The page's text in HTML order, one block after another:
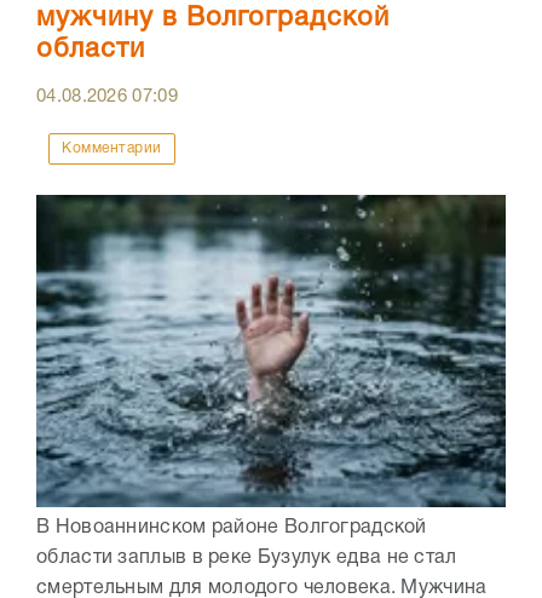
мужчину в Волгоградской
области
04.08.202607:09
Комментарии
В Новоаннинском районе Волгоградской
области заплыв в реке Бузулук едва не стал
смертельным для молодого человека. Мужчина